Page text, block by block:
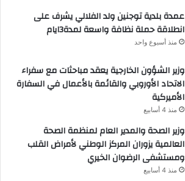
عمدة بلدية توجنين ولد الفلالي يشرف على
انطلاقة حملة نظافة واسعة لمدة3ايام
منذ أسبوع واحد
وزير الشؤون الخارجية يعقد مباحثات مع سفراء
الاتحاد الأوروبي والقائمة بالأعمال في السفارة
الأميركية
منذ 4 أسابيع
وزير الصحة والمدير العام لمنظمة الصحة
العالمية يزوران المركز الوطني لأمراض القلب
ومستشفى الرضوان الخيري
منذ 4 أسابيع